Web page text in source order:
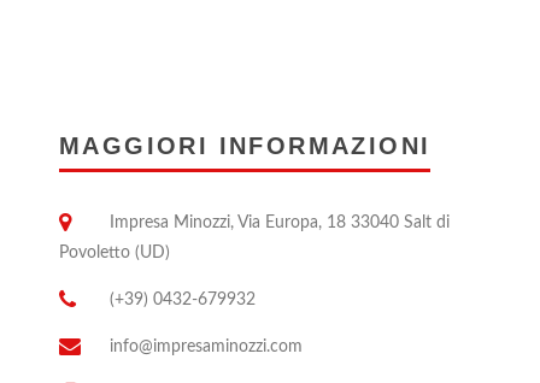
MAGGIORI INFORMAZIONI
Impresa Minozzi, Via Europa, 18 33040 Salt di
Povoletto (UD)
(+39) 0432-679932
info@impresaminozzi.com